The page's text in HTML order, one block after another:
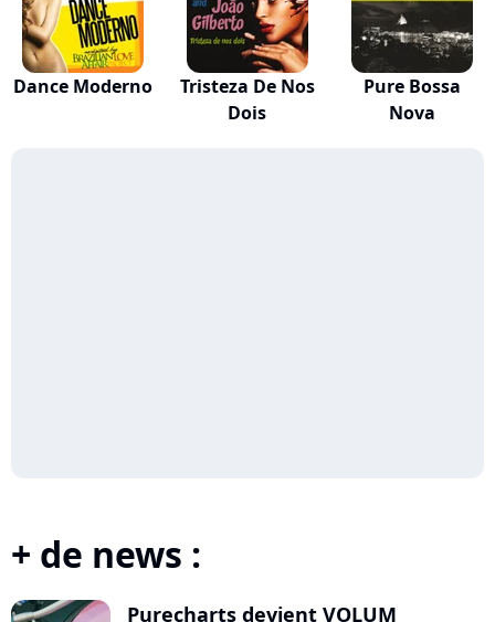
Dance Moderno
Tristeza De Nos
Dois
Pure Bossa
Nova
+ de news :
Purecharts devient VOLUM